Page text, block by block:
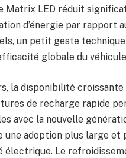
Matrix LED réduit
d’énergie par rapport
un petit geste
globale du
la disponibilité croissante
de recharge rapide
avec la nouvelle
une adoption plus large et
électrique. Le